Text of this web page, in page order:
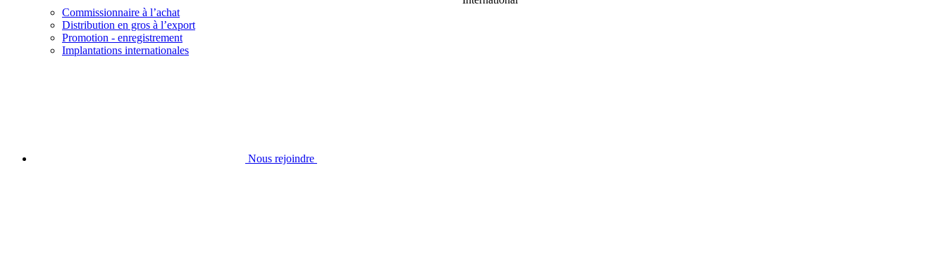
Commissionnaire à l’achat
Distribution en gros à l’export
Promotion - enregistrement
Implantations internationales
Nous rejoindre